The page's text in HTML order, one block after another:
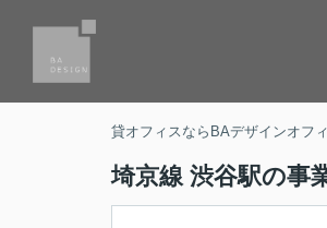
貸オフィスならBAデザインオフ
埼京線 渋谷駅の事